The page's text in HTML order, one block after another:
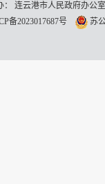
： 连云港市人民政府办
备2023017687号
苏